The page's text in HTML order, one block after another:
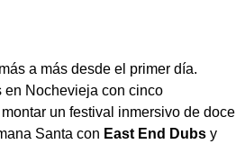
a más desde el primer día.
en Nochevieja con cinco
montar un festival inmersivo de doce
Santa con East End Dubs y